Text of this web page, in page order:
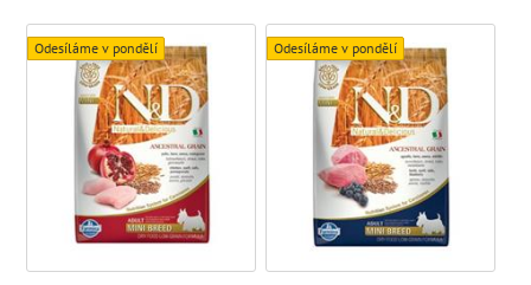
Odesíláme v pondělí Odesíláme v pondělí